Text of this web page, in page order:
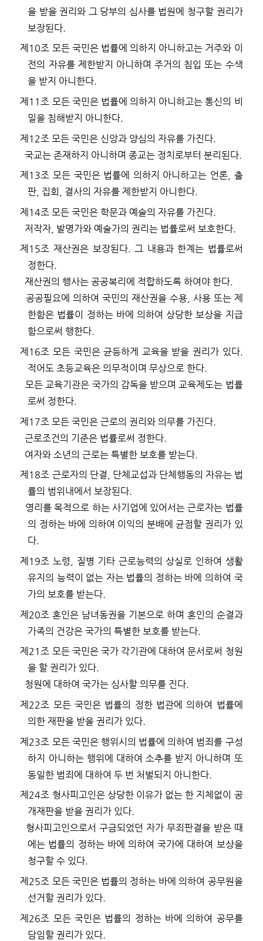
을 받을 권리와 그 당부의 심사를 법원에 청구할 권리가
보장된다
제 10조 모든 국민은 법률에 의하지 아니하고는 거주와 이
전의 자유를 제한받지 아니하며 주거의 침입 또는 수색
을 받지 아니한다.
제 11조 모든 국민은 법률에 의하지 아니하고는 통신의 비
밀을 침해받지 아니한다.
제 12 조 모든 국민은 신앙과 양심의 자유를 가진다
국교는 존재하지 아니하며 종교는 정치로부터 분리된다
제 13조 모든 국민은 법률에 의하지 아니하고는 언론, 출
판 집회 결사의 자유를 제한받지 아니한다.
제 14조 모든 국민은 학문과 예술의 자유를 가진다.
저작자 발명가와 예술가의 권리는 법률로써 보호한다.
제 15조 재산권은 보장된다.그 내용과 한계는 법률로써
정한다.
재산권의 행사는 공공복리에 적합하도록 하여야 한다.
공공필요에 의하여 국민의 재산권을 수용, 사용 또는 제
한함은 법률이 정하는 바에 의하여 상당한 보상을 지급
함으로써 행한다.
제 16조 모든 국민은 균등하게 교육을 받을 권리가 있다.
적어도 초등교육은 의무적이며 무상으로 한다.
모든 교육기관은 국가의 감독을 받으며 교육제도는 법률
로써 정한다.
제 17조 모든 국민은 근로의 권리와 의무를 가진다
근로조건의 기준은 법률로써 정한다
여자와 소년의 근로는 특별한 보호를 받는다
제 18조 근로자의 단결
단체교섭과 단체행동의 자유는 법
률의 범위내에서 보장된다.
영리를 목적으로 하는 사기업에 있어서는 근로자는 법률
의 정하는 바에 의하여 이익의 분배에 균점할 권리가 있
다.
제 19조 노령
질병 기타 근로능력의 상실로 인하여 생활
유지의 능력이 없는 자는 법률의 정하는 바에 의하여 국
가의 보호를 받는다.
제 20조 혼인은 남녀동권을 기본으로 하며 혼인의 순결과
가족의 건강은 국가의 특별한 보호를 받는다
제 21조 모든 국민은 국가 각기관에 대하여 문서로써 청원
을 할 권리가 있다.
청원에 대하여 국가는 심사할 의무를 진다.
제 22조 모든 국민은 법률의 정한 법관에 의하여 법률에
의한 재판을 받을 권리가 있다.
제 23조 모든 국민은 행위시의 법률에 의하여 범죄를 구성
하지 아니하는 행위에 대하여 소추를 받지 아니하며 또
동일한 범죄에 대하여 두 번 처벌되지 아니한다
제 24조 형사피고인은 상당한 이유가 없는 한 지체없이 공
개재판을 받을 권리가 있다.
형사피고인으로서 구금되었던 자가 무죄판결을 받은 때
에는 법률의 정하는 바에 의하여 국가에 대하여 보상을
청구할 수 있다.
제 25조 모든 국민은 법률의 정하는 바에 의하여 공무원을
선거할 권리가 있다.
제 26조 모든 국민은 법률의 정하는 바에 의하여 공무를
담임할 권리가 있다